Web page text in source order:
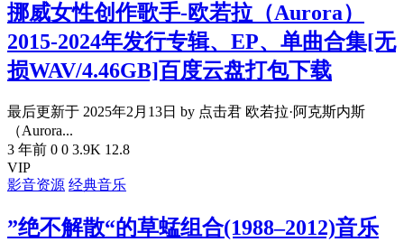
挪威女性创作歌手-欧若拉（Aurora）
2015-2024年发行专辑、EP、单曲合集[无
损WAV/4.46GB]百度云盘打包下载
最后更新于 2025年2月13日 by 点击君 欧若拉·阿克斯内斯
（Aurora...
3 年前 0 0 3.9K 12.8
VIP
影音资源 经典音乐
”绝不解散“的草蜢组合(1988–2012)音乐